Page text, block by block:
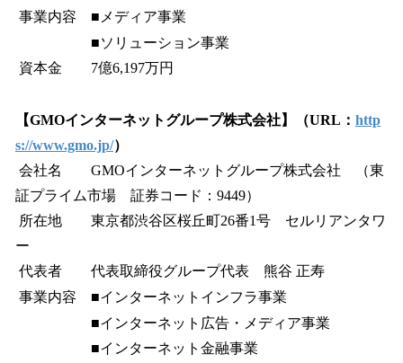
事業内容 ■メディア事業
■ソリューション事業
資本金 7億6,197万円
【GMOインターネットグループ株式会社】（URL： http
s://www.gmo.jp/）
会社名 GMOインターネットグループ株式会社 （東
証プライム市場 証券コード：9449）
所在地 東京都渋谷区桜丘町26番1号 セルリアンタワ
ー
代表者 代表取締役グループ代表 熊谷 正寿
事業内容 ■インターネットインフラ事業
■インターネット広告・メディア事業
■インターネット金融事業